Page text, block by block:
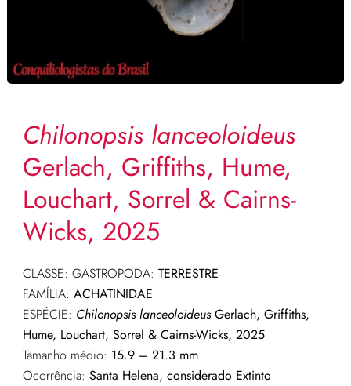
Chilonopsis lanceoloideus
Gerlach, Griffiths, Hume,
Louchart, Sorrel & Cairns-
Wicks, 2025
CLASSE: GASTROPODA: TERRESTRE
FAMÍLIA: ACHATINIDAE
ESPÉCIE: Chilonopsis lanceoloideusGerlach, Griffiths,
Hume, Louchart, Sorrel & Cairns-Wicks, 2025
Tamanho médio: 15.9 – 21.3 mm
Ocorrência: Santa Helena, considerado Extinto